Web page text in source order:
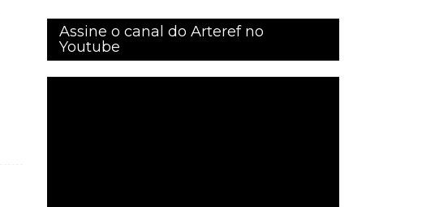
Assine o canal do Arteref no
Youtube